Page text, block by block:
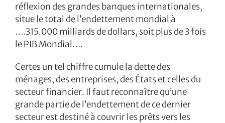
réflexion des grandes banques internationales,
situe le total de l’endettement mondial à
….315.000 milliards de dollars, soit plus de 3 fois
le PIB Mondial….
Certes un tel chiffre cumule la dette des
ménages, des entreprises, des États et celles du
secteur financier. Il faut reconnaître qu’une
grande partie de l’endettement de ce dernier
secteur est destiné à couvrir les prêts vers les